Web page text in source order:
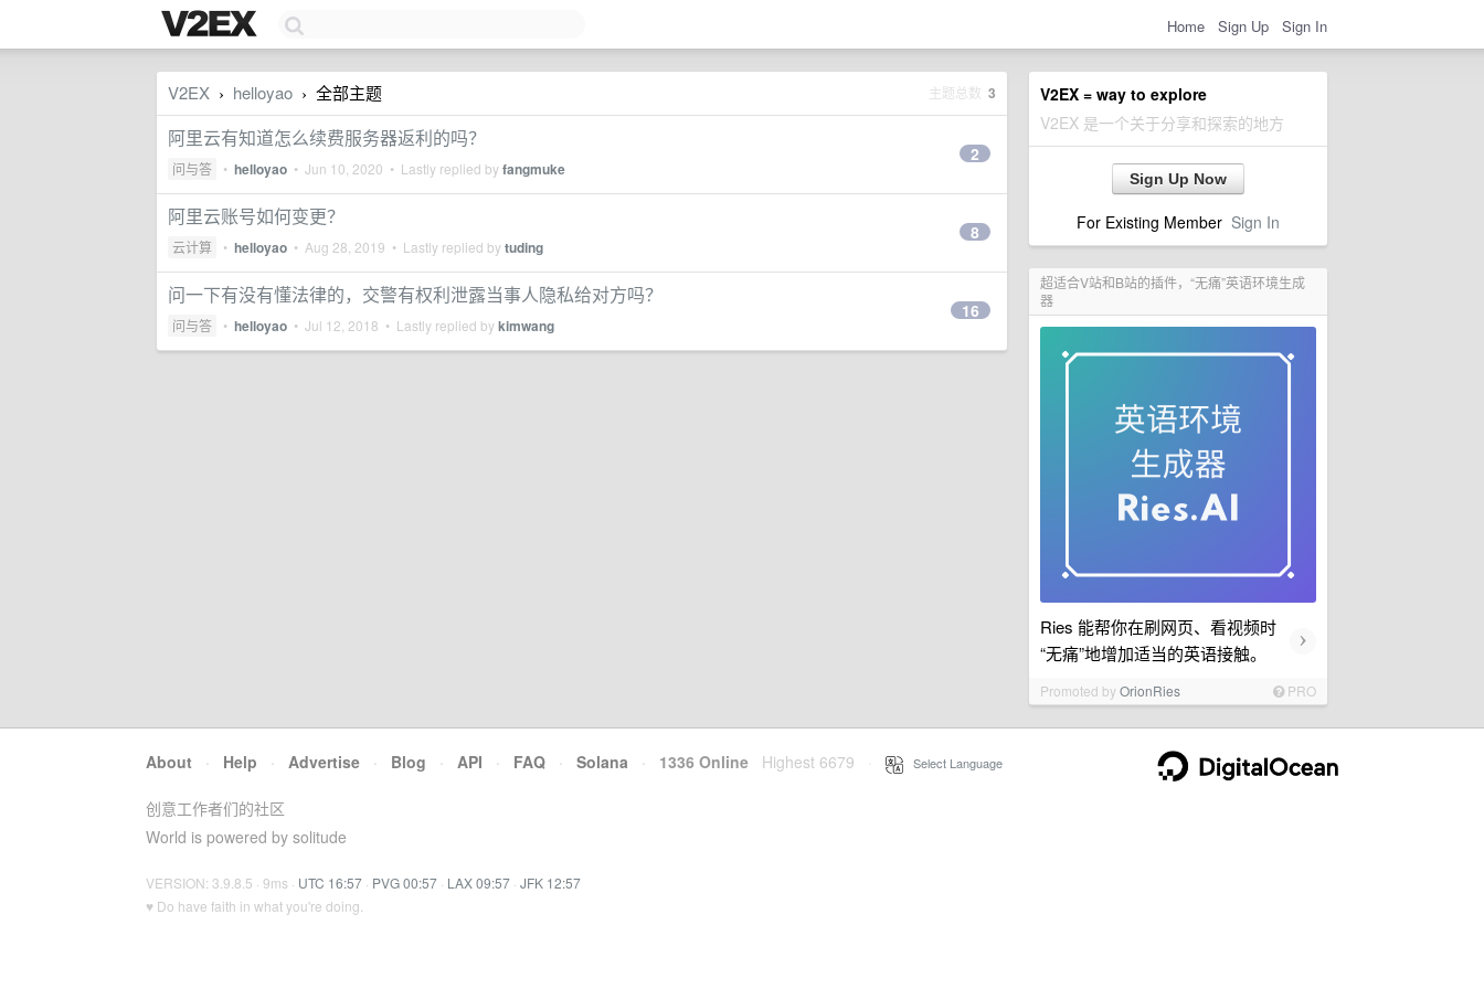
Home Sign Up Sign In
V2EX = way to explore
V2EX 是一个关于分享和探索的地方
Sign Up Now
For Existing Member Sign In
超适合V站和B站的插件，“无痛”英语环境生成
器
Ries 能帮你在刷网页、看视频时
“无痛”地增加适当的英语接触。
›
Promoted byOrionRies PRO
V2EX › helloyao › 全部主题 主题总数 3
阿里云有知道怎么续费服务器返利的吗？
问与答 • helloyao • Jun 10, 2020 • Lastly replied byfangmuke
2
阿里云账号如何变更？
云计算 • helloyao • Aug 28, 2019 • Lastly replied bytuding
8
问一下有没有懂法律的，交警有权利泄露当事人隐私给对方吗？
问与答 • helloyao • Jul 12, 2018 • Lastly replied bykimwang
16
About · Help · Advertise · Blog · API · FAQ · Solana · 1336 Online Highest 6679 Select Language
创意工作者们的社区
World is powered by solitude
VERSION: 3.9.8.5 · 9ms · UTC 16:57 · PVG 00:57 · LAX 09:57 · JFK 12:57
♥ Do have faith in what you're doing.